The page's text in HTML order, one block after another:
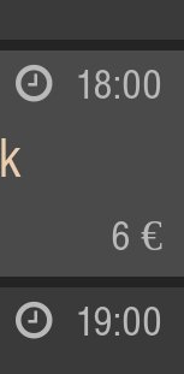
18:00
6 €
19:00